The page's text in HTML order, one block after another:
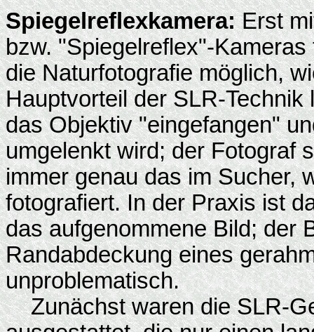
Spiegelreflexkamera:Erst
bzw. "Spiegelreflex"-
die Naturfotografie möglich,
Hauptvorteil der SLR-
das Objektiv "eingefangen"
umgelenkt wird; der Fotograf
immer genau das im Sucher,
fotografiert. In der Praxis ist
das aufgenommene Bild; der
Randabdeckung eines
unproblematisch.
Zunächst waren die SLR-